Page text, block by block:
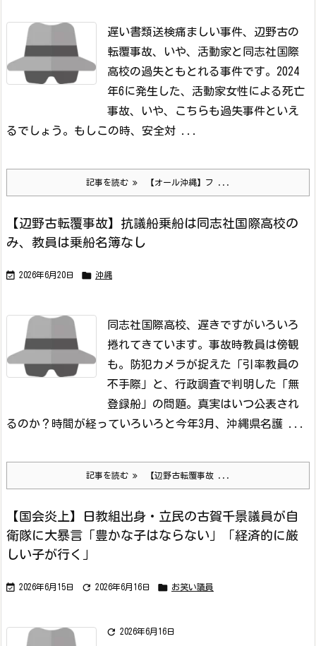
遅い書類送検痛ましい事件、辺野古の
転覆事故、いや、活動家と同志社国際
高校の過失ともとれる事件です。 2024
年6に発生した、活動家女性による死亡
事故、いや、こちらも過失事件といえ
るでしょう。 もしこの時、安全対 ...
記事を読む 【オール沖縄】フ ...
【辺野古転覆事故】抗議船乗船は同志社国際高校の
み、教員は乗船名簿なし
 2026年6月20日  沖縄
同志社国際高校、遅きですがいろいろ
捲れてきています。 事故時教員は傍観
も。防犯カメラが捉えた「引率教員の
不手際」と、行政調査で判明した「無
登録船」の問題。真実はいつ公表され
るのか？ 時間が経っていろいろと今年3月、沖縄県名護 ...
記事を読む 【辺野古転覆事故 ...
【国会炎上】日教組出身・立民の古賀千景議員が自
衛隊に大暴言「豊かな子はならない」「経済的に厳
しい子が行く」
 2026年6月15日  2026年6月16日  お笑い議員
 2026年6月16日